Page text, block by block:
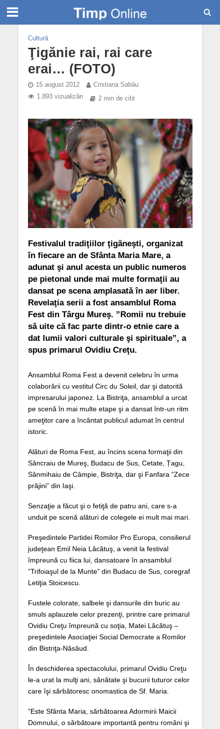
Cultură
Ţigănie rai, rai care
erai… (FOTO)
15 august 2012
Cristiana Sabău
1.893 vizualizări
2 min de citit
Festivalul tradiţiilor ţigăneşti, organizat
în fiecare an de Sfânta Maria Mare, a
adunat şi anul acesta un public numeros
pe pietonal unde mai multe formaţii au
dansat pe scena amplasată în aer liber.
Revelaţia serii a fost ansamblul Roma
Fest din Târgu Mureş. ”Romii nu trebuie
să uite că fac parte dintr-o etnie care a
dat lumii valori culturale şi spirituale”, a
spus primarul Ovidiu Creţu.
Ansamblul Roma Fest a devenit celebru în urma
colaborării cu vestitul Circ du Soleil, dar şi datorită
impresarului japonez. La Bistriţa, ansamblul a urcat
pe scenă în mai multe etape şi a dansat într-un ritm
ameţitor care a încântat publicul adumat în centrul
istoric.
Alături de Roma Fest, au încins scena formaţii din
Sâncraiu de Mureş, Budacu de Sus, Cetate, Țagu,
Sânmihaiu de Câmpie, Bistriţa, dar şi Fanfara ”Zece
prăjini” din Iaşi.
Senzaţie a făcut şi o fetiţă de patru ani, care s-a
unduit pe scenă alături de colegele ei mult mai mari.
Preşedintele Partidei Romilor Pro Europa, consilierul
judeţean Emil Neia Lăcătuş, a venit la festival
împreună cu fiica lui, dansatoare în ansamblul
”Trifoiaşul de la Munte” din Budacu de Sus, coregraf
Letiţia Stoicescu.
Fustele colorate, salbele şi dansurile din buric au
smuls aplauzele celor prezenţi, printre care primarul
Ovidiu Creţu împreună cu soţia, Matei Lăcătuş –
preşedintele Asociaţiei Social Democrate a Romilor
din Bistriţa-Năsăud.
În deschiderea spectacolului, primarul Ovidiu Creţu
le-a urat la mulţi ani, sănătate şi bucurii tuturor celor
care îşi sărbătoresc onomastica de Sf. Maria.
”Este Sfânta Maria, sărbătoarea Adormirii Maicii
Domnului, o sărbătoare importantă pentru români şi